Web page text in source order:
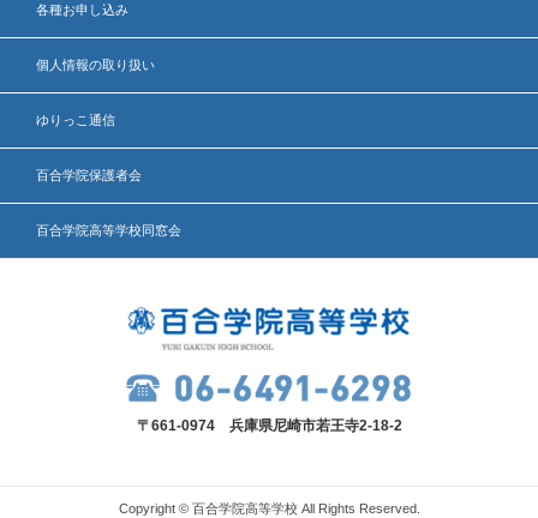
各種お申し込み
個人情報の取り扱い
ゆりっこ通信
百合学院保護者会
百合学院高等学校同窓会
〒661-0974 兵庫県尼崎市若王寺2-18-2
Copyright © 百合学院高等学校 All Rights Reserved.